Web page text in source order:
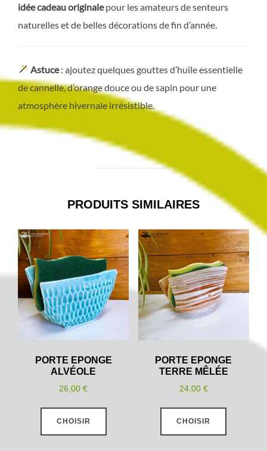
idée cadeau originalepour les amateurs de senteurs
naturelles et de belles décorations de fin d’année.
Astuce: ajoutez quelques gouttes d’huile essentielle
de cannelle, d’orange douce ou de sapin pour une
atmosphère hivernale irrésistible.
PRODUITS SIMILAIRES
PORTE EPONGE
ALVÉOLE
26,00€
CHOISIR
Ce
PORTE EPONGE
TERRE MÊLÉE
24,00 €
CHOISIR
Ce